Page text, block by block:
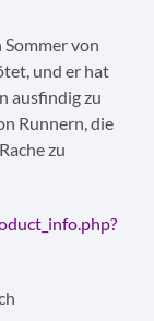
von
und er hat
ausfindig zu
Runnern, die
zu